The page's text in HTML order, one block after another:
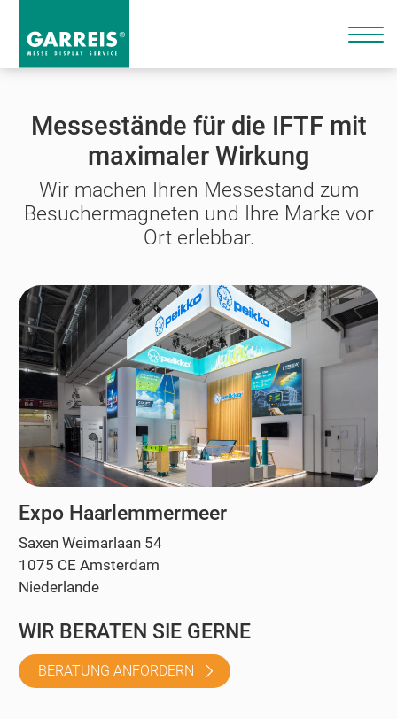
Messestände für die IFTF mit
maximaler Wirkung
Wir machen Ihren Messestand zum
Besuchermagneten und Ihre Marke vor
Ort erlebbar.
Expo Haarlemmermeer
Saxen Weimarlaan 54
1075 CE Amsterdam
Niederlande
WIR BERATEN SIE GERNE
BERATUNG ANFORDERN